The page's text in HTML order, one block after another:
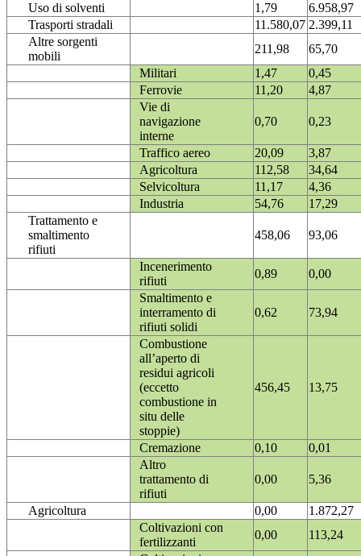
Uso di solventi 1,79
6.958,97
Trasporti stradali
11.580,07 2.399,11
Altre sorgenti
mobili
211,98
65,70
Militari
1,47
0,45
Ferrovie
11,20
4,87
Vie di
navigazione
interne
0,70 0,23
Traffico aereo 20,09
3,87
Agricoltura
112,58
34,64
Selvicoltura
11,17
4,36
Industria
54,76
17,29
Trattamento e
smaltimento
rifiuti
458,06 93,06
Incenerimento
rifiuti
0,89
0,00
Smaltimento e
interramento di
rifiuti solidi
0,62 73,94
Combustione
all’aperto di
residui agricoli
(eccetto
combustione in
situ delle
stoppie)
456,45 13,75
Cremazione 0,10
0,01
Altro
trattamento di
rifiuti
0,00 5,36
Agricoltura 0,00
1.872,27
Coltivazioni con
fertilizzanti
0,00
113,24